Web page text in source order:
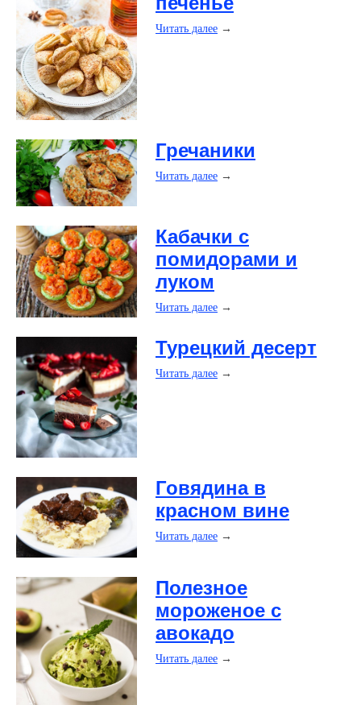
Читать далее →
Гречаники
Читать далее →
​Кабачки с
помидорами и
луком
Читать далее →
​Турецкий десерт
Читать далее →
​Говядина в
красном вине
Читать далее →
​Полезное
мороженое с
авокадо
Читать далее →